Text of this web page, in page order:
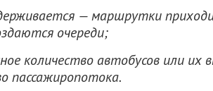
— маршрутки
очереди;
количество автобусов или их
пассажиропотока.